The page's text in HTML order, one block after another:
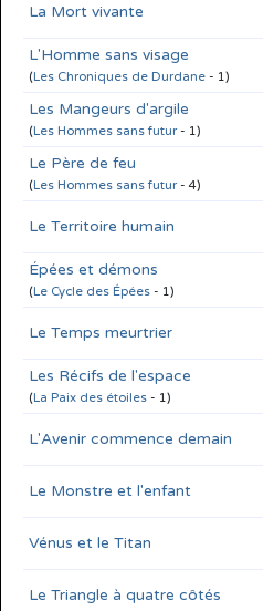
La Mort vivante
L'Homme sans visage
(Les Chroniques de Durdane - 1)
Les Mangeurs d'argile
(Les Hommes sans futur- 1)
Le Père de feu
(Les Hommes sans futur- 4)
Le Territoire humain
Épées et démons
(Le Cycle des Épées - 1)
Le Temps meurtrier
Les Récifs de l'espace
(La Paix des étoiles - 1)
L'Avenir commence demain
Le Monstre et l'enfant
Vénus et le Titan
Le Triangle à quatre côtés